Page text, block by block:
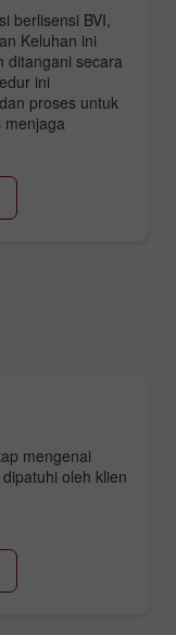
berlisensi BVI,
Keluhan ini
ditangani secara
ini
proses untuk
menjaga
mengenai
oleh klien